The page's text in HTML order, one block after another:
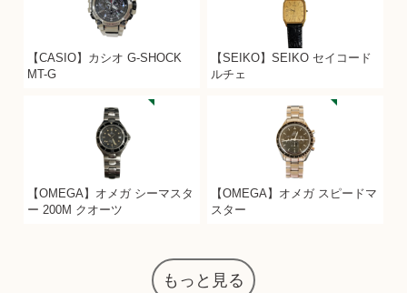
【CASIO】カシオ G-SHOCK
MT-G
【SEIKO】SEIKO セイコード
ルチェ
【OMEGA】オメガ シーマスタ
ー 200M クオーツ
【OMEGA】オメガ スピードマ
スター
もっと見る